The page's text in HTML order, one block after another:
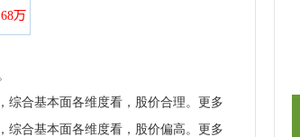
合基本面各维度看，股价合理。更多
合基本面各维度看，股价偏高。更多